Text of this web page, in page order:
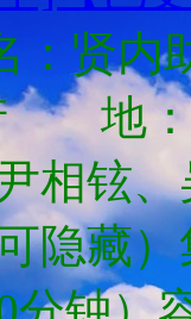
：贤内
产
尹相
隐藏